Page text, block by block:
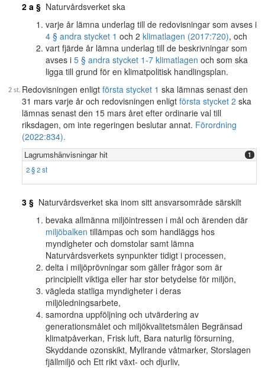
2 a § Naturvårdsverket ska
varje år lämna underlag till de redovisningar som avses i
4 § andra stycket 1 och 2 klimatlagen (2017:720), och
vart fjärde år lämna underlag till de beskrivningar som
avses i 5 § andra stycket 1-7 klimatlagen och som ska
ligga till grund för en klimatpolitisk handlingsplan.
Redovisningen enligt första stycket 1 ska lämnas senast den
31 mars varje år och redovisningen enligt första stycket 2 ska
lämnas senast den 15 mars året efter ordinarie val till
riksdagen, om inte regeringen beslutar annat. Förordning
(2022:834).
Lagrumshänvisningar hit 1
2 § 2 st
3 § Naturvårdsverket ska inom sitt ansvarsområde särskilt
bevaka allmänna miljöintressen i mål och ärenden där
miljöbalken tillämpas och som handläggs hos
myndigheter och domstolar samt lämna
Naturvårdsverkets synpunkter tidigt i processen,
delta i miljöprövningar som gäller frågor som är
principiellt viktiga eller har stor betydelse för miljön,
vägleda statliga myndigheter i deras
miljöledningsarbete,
samordna uppföljning och utvärdering av
generationsmålet och miljökvalitetsmålen Begränsad
klimatpåverkan, Frisk luft, Bara naturlig försurning,
Skyddande ozonskikt, Myllrande våtmarker, Storslagen
fjällmiljö och Ett rikt växt- och djurliv,